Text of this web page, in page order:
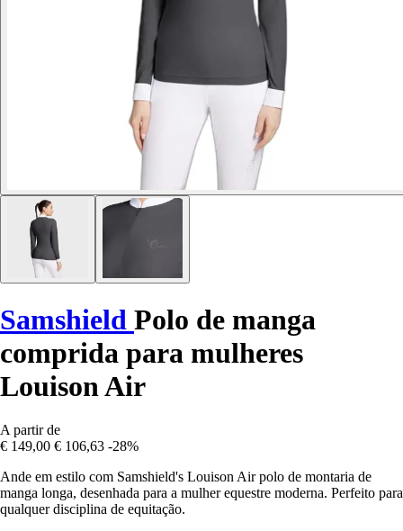
Samshield Polo de manga
comprida para mulheres
Louison Air
A partir de
€ 149,00 € 106,63 -28%
Ande em estilo com Samshield's Louison Air polo de montaria de
manga longa, desenhada para a mulher equestre moderna. Perfeito para
qualquer disciplina de equitação.